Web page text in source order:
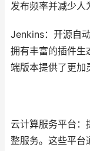
发布频率并减少人
Jenkins：开源自
拥有丰富的插件生
端版本提供了更加
云计算服务平台：
整服务。这些平台